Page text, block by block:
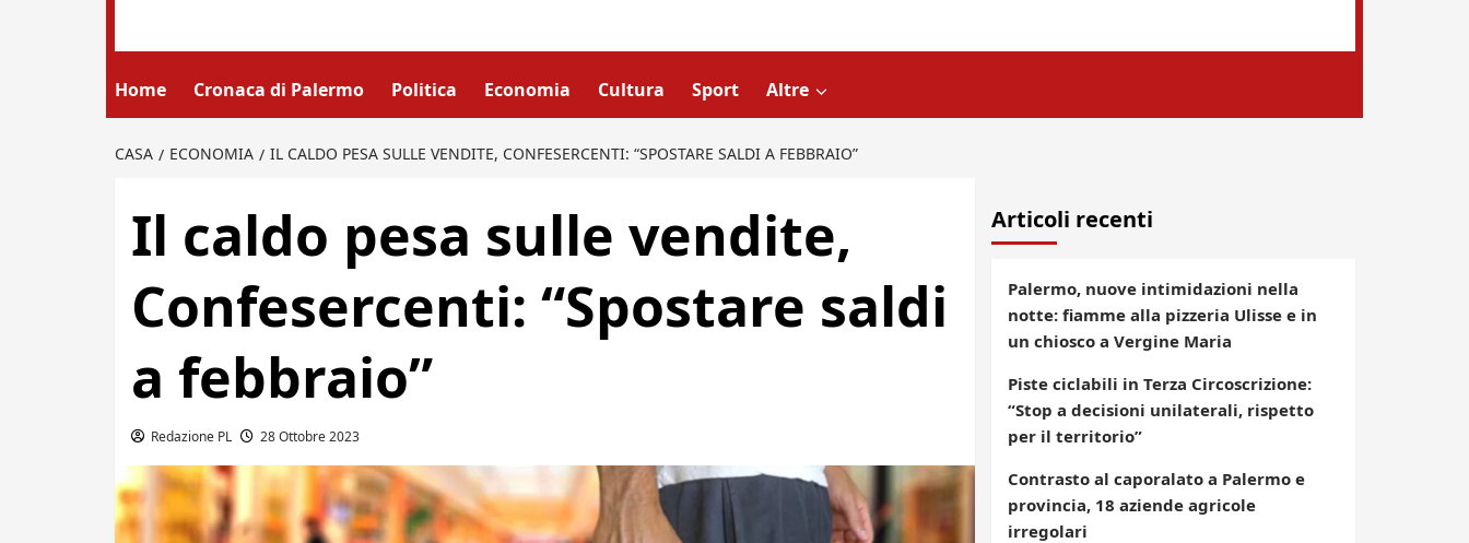
Home Cronaca di Palermo Politica Economia Cultura Sport Altre
CASA ECONOMIA IL CALDO PESA SULLE VENDITE, CONFESERCENTI: “SPOSTARE SALDI A FEBBRAIO”
Il caldo pesa sulle vendite,
Confesercenti: “Spostare saldi
a febbraio”
Redazione PL 28 Ottobre 2023
Articoli recenti
Palermo, nuove intimidazioni nella
notte: fiamme alla pizzeria Ulisse e in
un chiosco a Vergine Maria
Piste ciclabili in Terza Circoscrizione:
“Stop a decisioni unilaterali, rispetto
per il territorio”
Contrasto al caporalato a Palermo e
provincia, 18 aziende agricole
irregolari